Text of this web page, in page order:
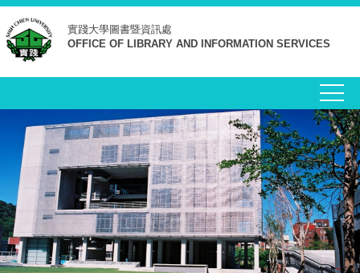
跳
到
主
要
實踐大學圖書暨資訊處
OFFICE OF LIBRARY AND INFORMATION SERVICES